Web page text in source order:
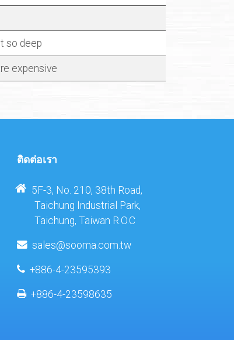
so deep
expensive
ติดต่อเรา
5F-3, No. 210, 38th Road,
Taichung Industrial Park,
Taichung, Taiwan R.O.C
sales@sooma.com.tw
+886-4-23595393
+886-4-23598635